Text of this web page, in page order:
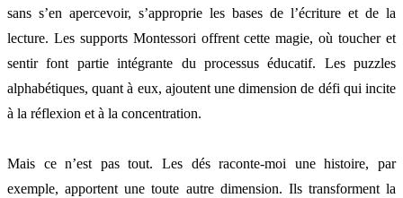
sans s’en apercevoir, s’approprie les bases de l’écriture et de la
lecture. Les supports Montessori offrent cette magie, où toucher et
sentir font partie intégrante du processus éducatif. Les puzzles
alphabétiques, quant à eux, ajoutent une dimension de défi qui incite
à la réflexion et à la concentration.
Mais ce n’est pas tout. Les dés raconte-moi une histoire, par
exemple, apportent une toute autre dimension. Ils transforment la